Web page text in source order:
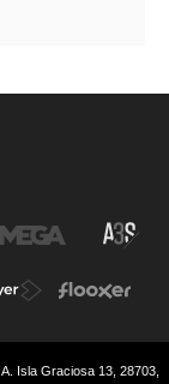
Isla Graciosa 13, 28703,